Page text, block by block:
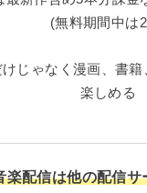
(無料期間中は
じゃなく漫画、書籍
楽しめる
楽配信は他の配信サ